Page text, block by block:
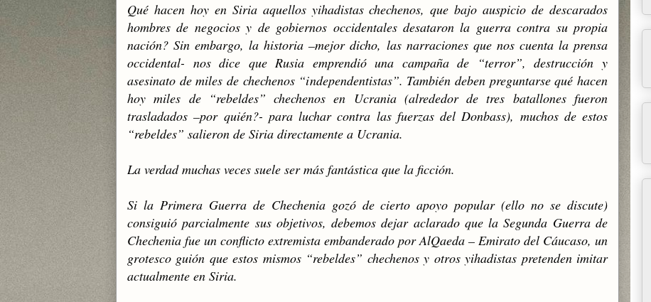
Qué hacen hoy en Siria aquellos yihadistas chechenos, que bajo auspicio de descarados
hombres de negocios y de gobiernos occidentales desataron la guerra contra su propia
nación? Sin embargo, la historia –mejor dicho, las narraciones que nos cuenta la prensa
occidental- nos dice que Rusia emprendió una campaña de “terror”, destrucción y
asesinato de miles de chechenos “independentistas”. También deben preguntarse qué hacen
hoy miles de “rebeldes” chechenos en Ucrania (alrededor de tres batallones fueron
trasladados –por quién?- para luchar contra las fuerzas del Donbass), muchos de estos
“rebeldes” salieron de Siria directamente a Ucrania.
La verdad muchas veces suele ser más fantástica que la ficción.
Si la Primera Guerra de Chechenia gozó de cierto apoyo popular (ello no se discute)
consiguió parcialmente sus objetivos, debemos dejar aclarado que la Segunda Guerra de
Chechenia fue un conflicto extremista embanderado por AlQaeda – Emirato del Cáucaso, un
grotesco guión que estos mismos “rebeldes” chechenos y otros yihadistas pretenden imitar
actualmente en Siria.